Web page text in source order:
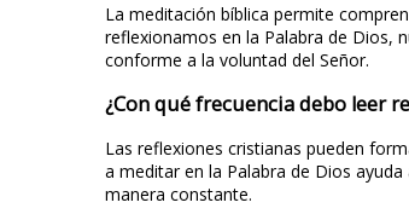
La meditación bíblica permite
reflexionamos en la Palabra de Dios,
conforme a la voluntad del Señor.
¿Con qué frecuencia debo leer
Las reflexiones cristianas pueden
a meditar en la Palabra de Dios
manera constante.